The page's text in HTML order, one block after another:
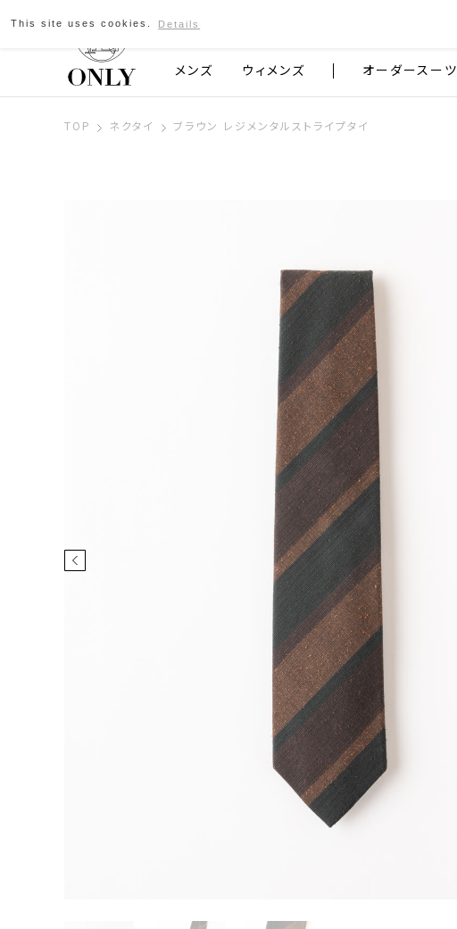
京都発のスーツブランド ONLY
メンズ ウィメンズ オーダースーツ
TOP ネクタイ ブラウン レジメンタルストライプタイ
This site uses cookies. Details